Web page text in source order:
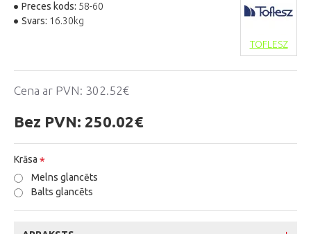
Cena ar PVN: 302.52€
Bez PVN: 250.02€
Preces kods: 58-60
Svars: 16.30kg
TOFLESZ
Krāsa
Melns glancēts
Balts glancēts